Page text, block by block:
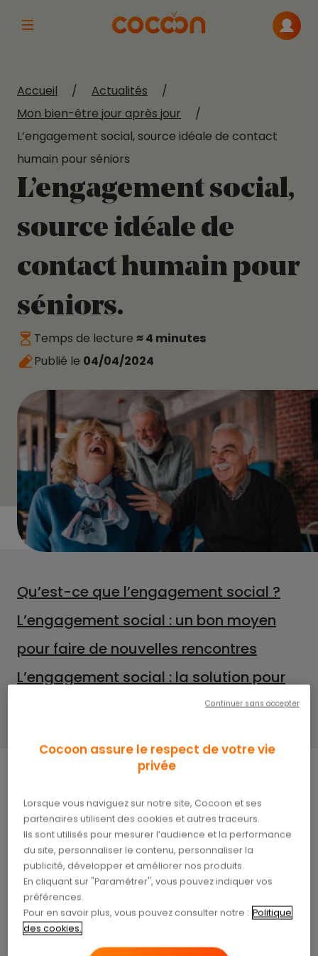
Afficher la navigation principale
Me
Accueil / Actualités
/
Mon bien-être jour après jour
/
L’engagement social, source idéale de contact
humain pour séniors
L’engagement social,
source idéale de
contact humain pour
séniors.
Temps de lecture ≈ 4 minutes
Publié le 04/04/2024
Qu’est-ce que l’engagement social ?
L’engagement social : un bon moyen
pour faire de nouvelles rencontres
L’engagement social : la solution pour
Le contact humain est, souvent, ce qui manque le
plus aux séniors lorsque se rapproche le moment
du départ à la retraite. Habitués à échanger avec
leurs collègues, leurs amis, etc., les séniors peinent
parfois à trouver de nouvelles sources de relations
sociales en dehors de leur activité professionnelle.
Et lorsque cela arrive, la
n’est jamais
très loin. Heureusement, il existe une solution
simple pour nouer de nouvelles relations humaines
Cocoon assure le respect de votre vie
privée
Lorsque vous naviguez sur notre site, Cocoon et ses
partenaires utilisent des cookies et autres traceurs.
Ils sont utilisés pour mesurer l’audience et la performance
du site, personnaliser le contenu, personnaliser la
publicité, développer et améliorer nos produits.
En cliquant sur "Paramétrer", vous pouvez indiquer vos
préférences.
Pour en savoir plus, vous pouvez consulter notre : Politique
des cookies.
Continuer sans accepter